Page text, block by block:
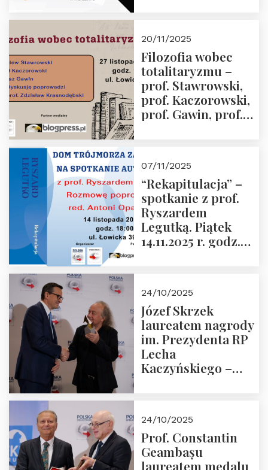
Przemysław
Sobolewski – 4
grudnia 2025 r.
godz. 18:00.
20/11/2025
Filozofia wobec
totalitaryzmu –
prof. Stawrowski,
prof. Kaczorowski,
prof. Gawin, prof.
07/11/2025
“Rekapitulacja” –
spotkanie z prof.
Ryszardem
Legutką. Piątek
14.11.2025 r. godz.
24/10/2025
Józef Skrzek
laureatem nagrody
im. Prezydenta RP
Lecha
Kaczyńskiego –
24/10/2025
Prof. Constantin
Geambașu
laureatem medalu